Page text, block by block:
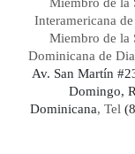
Miembro de la
Interamericana
Miembro de la
Dominicana de
Av. San Martín
Domingo,
Dominicana, Tel